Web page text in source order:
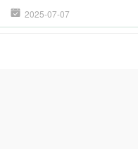
2025-07-07